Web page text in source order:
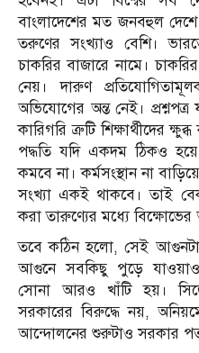
বাংলাদেশের মত জনবহুল দেশে
তরুণের সংখ্যাও বেশি।
চাকরির বাজারে নামে।
নেয়। দারুণ
অভিযোগের অন্ত নেই।
কারিগরি ত্রুটি শিক্ষার্থীদের
পদ্ধতি যদি একদম ঠিকও হয়ে
কমবে না। কর্মসংস্থান না
সংখ্যা একই থাকবে। তাই
করা তারুণ্যের মধ্যে
তবে কঠিন হলো, সেই
আগুনে সবকিছু পুড়ে
সোনা আরও খাঁটি হয়।
সরকারের বিরুদ্ধে নয়,
আন্দোলনের শুরুটাও সরকার